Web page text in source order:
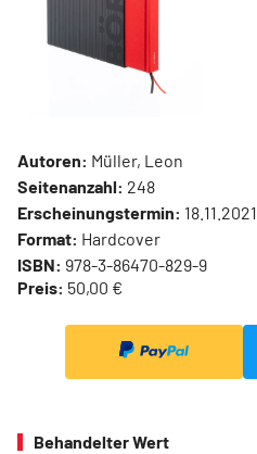
Autoren: Müller, Leon
Seitenanzahl: 248
Erscheinungstermin: 18.11.2021
Format: Hardcover
ISBN: 978-3-86470-829-9
Preis: 50,00 €
Behandelter Wert